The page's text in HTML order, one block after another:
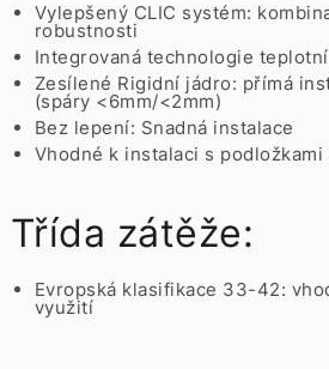
Vylepšený CLIC systém:
robustnosti
Integrovaná technologie
Zesílené Rigidní jádro: přímá
(spáry <6mm/<2mm)
Bez lepení: Snadná instalace
Vhodné k instalaci s
Třída zátěže:
Evropská klasifikace 33-42:
využití